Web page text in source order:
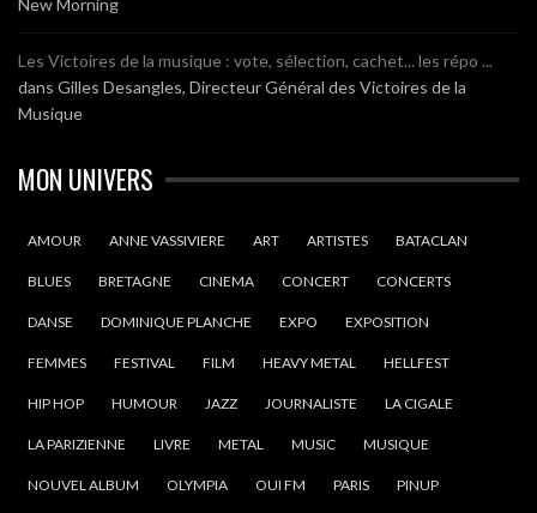
New Morning
Les Victoires de la musique : vote, sélection, cachet... les répo ...
dans Gilles Desangles, Directeur Général des Victoires de la
Musique
MON UNIVERS
AMOUR ANNE VASSIVIERE ART ARTISTES BATACLAN
BLUES BRETAGNE CINEMA CONCERT CONCERTS
DANSE DOMINIQUE PLANCHE EXPO EXPOSITION
FEMMES FESTIVAL FILM HEAVY METAL HELLFEST
HIP HOP HUMOUR JAZZ JOURNALISTE LA CIGALE
LA PARIZIENNE LIVRE METAL MUSIC MUSIQUE
NOUVEL ALBUM OLYMPIA OUI FM PARIS PINUP